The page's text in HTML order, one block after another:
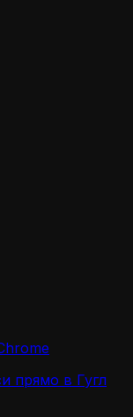
прямо в Гугл